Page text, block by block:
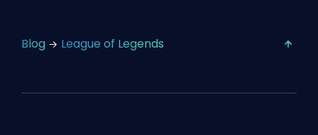
Blog League of Legends